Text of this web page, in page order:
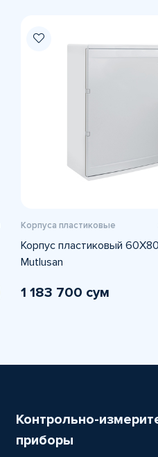
Корпуса пластиковые
Корпус пластиковый
Mutlusan
1 183 700 сум
Контрольно-
приборы